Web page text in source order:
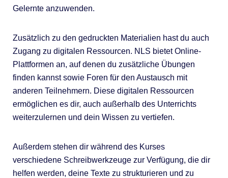
Gelernte anzuwenden.
Zusätzlich zu den gedruckten Materialien hast du auch
Zugang zu digitalen Ressourcen. NLS bietet Online-
Plattformen an, auf denen du zusätzliche Übungen
finden kannst sowie Foren für den Austausch mit
anderen Teilnehmern. Diese digitalen Ressourcen
ermöglichen es dir, auch außerhalb des Unterrichts
weiterzulernen und dein Wissen zu vertiefen.
Außerdem stehen dir während des Kurses
verschiedene Schreibwerkzeuge zur Verfügung, die dir
helfen werden, deine Texte zu strukturieren und zu